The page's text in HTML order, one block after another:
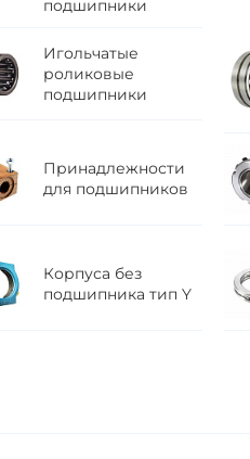
подшипники
Игольчатые
роликовые
подшипники
Принадлежности
для подшипников
Корпуса без
подшипника тип Y